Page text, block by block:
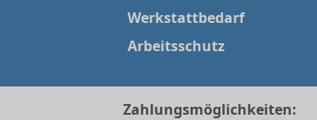
Werkstattbedarf
Arbeitsschutz
Zahlungsmöglichkeiten: